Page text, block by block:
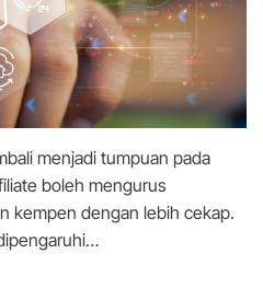
menjadi tumpuan pada
boleh mengurus
kempen dengan lebih cekap.